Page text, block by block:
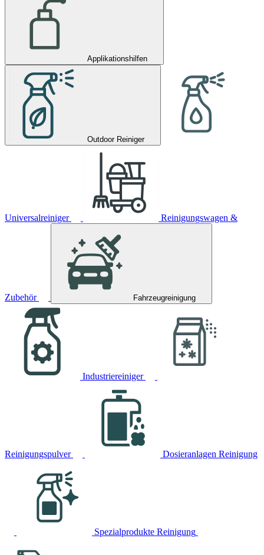
Applikationshilfen
Outdoor Reiniger
Universalreiniger Reinigungswagen &
Zubehör Fahrzeugreinigung
Industriereiniger
Reinigungspulver Dosieranlagen Reinigung
Spezialprodukte Reinigung